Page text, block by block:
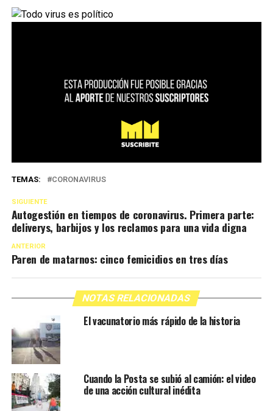
TEMAS: CORONAVIRUS
SIGUIENTE
Autogestión en tiempos de coronavirus. Primera parte:
deliverys, barbijos y los reclamos para una vida digna
ANTERIOR
Paren de matarnos: cinco femicidios en tres días
NOTAS RELACIONADAS
El vacunatorio más rápido de la historia
Cuando la Posta se subió al camión: el video
de una acción cultural inédita